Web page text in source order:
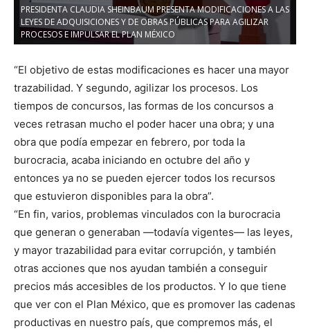
PRESIDENTA CLAUDIA SHEINBAUM PRESENTA MODIFICACIONES A LAS
LEYES DE ADQUISICIONES Y DE OBRAS PÚBLICAS PARA AGILIZAR
PROCESOS E IMPULSAR EL PLAN MÉXICO
“El objetivo de estas modificaciones es hacer una mayor
trazabilidad. Y segundo, agilizar los procesos. Los
tiempos de concursos, las formas de los concursos a
veces retrasan mucho el poder hacer una obra; y una
obra que podía empezar en febrero, por toda la
burocracia, acaba iniciando en octubre del año y
entonces ya no se pueden ejercer todos los recursos
que estuvieron disponibles para la obra”.
“En fin, varios, problemas vinculados con la burocracia
que generan o generaban —todavía vigentes— las leyes,
y mayor trazabilidad para evitar corrupción, y también
otras acciones que nos ayudan también a conseguir
precios más accesibles de los productos. Y lo que tiene
que ver con el Plan México, que es promover las cadenas
productivas en nuestro país, que compremos más, el